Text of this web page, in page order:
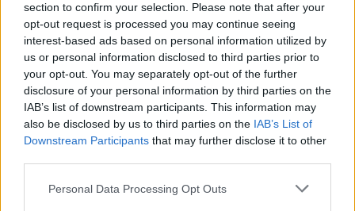
section to confirm your selection. Please note that after your
opt-out request is processed you may continue seeing
interest-based ads based on personal information utilized by
us or personal information disclosed to third parties prior to
your opt-out. You may separately opt-out of the further
disclosure of your personal information by third parties on the
IAB’s list of downstream participants. This information may
also be disclosed by us to third parties on the IAB’s List of
Downstream Participants that may further disclose it to other
Personal Data Processing Opt Outs
ΣΧΕΤΙΚΈΣ ΑΝΑΡΤΉΣΕΙΣ